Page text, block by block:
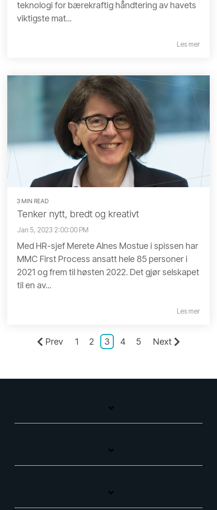
teknologi for bærekraftig håndtering av havets
viktigste mat...
Les mer
3 MIN READ
Tenker nytt, bredt og kreativt
Jan 5, 2023 2:00:00 PM
Med HR-sjef Merete Alnes Mostue i spissen har
MMC First Process ansatt hele 85 personer i
2021 og frem til høsten 2022. Det gjør selskapet
til en av...
Les mer
Prev 1 2 3 4 5 Next